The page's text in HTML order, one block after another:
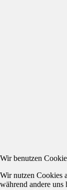
Wir benutzen
Wir nutzen Cookies
während andere